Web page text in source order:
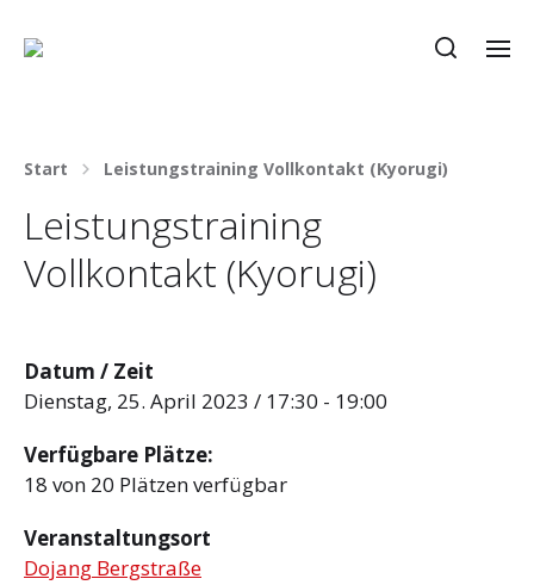
Start Leistungstraining Vollkontakt (Kyorugi)
Leistungstraining
Vollkontakt (Kyorugi)
Datum / Zeit
Dienstag, 25. April 2023 / 17:30 - 19:00
Verfügbare Plätze:
18 von 20 Plätzen verfügbar
Veranstaltungsort
Dojang Bergstraße